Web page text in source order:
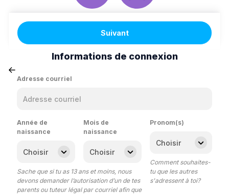
Suivant
Informations de connexion
Adresse courriel
Année de
naissance
Mois de
naissance
Sache que si tu as 13 ans et moins, nous
devons demander l’autorisation d’un de tes
parents ou tuteur légal par courriel afin que
Pronom(s)
Comment souhaites-
tu que les autres
s'adressent à toi?